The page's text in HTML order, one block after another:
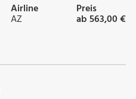
Airline
AZ
Preis
ab 563,00 €